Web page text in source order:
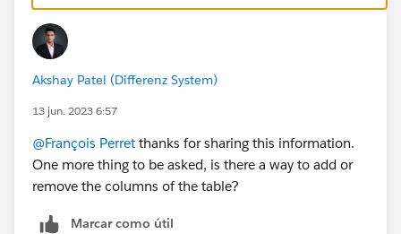
François.
Akshay Patel (Differenz System)
13 jun. 2023 6:57
@François Perret thanks for sharing this information.
One more thing to be asked, is there a way to add or
remove the columns of the table?
Marcar como útil